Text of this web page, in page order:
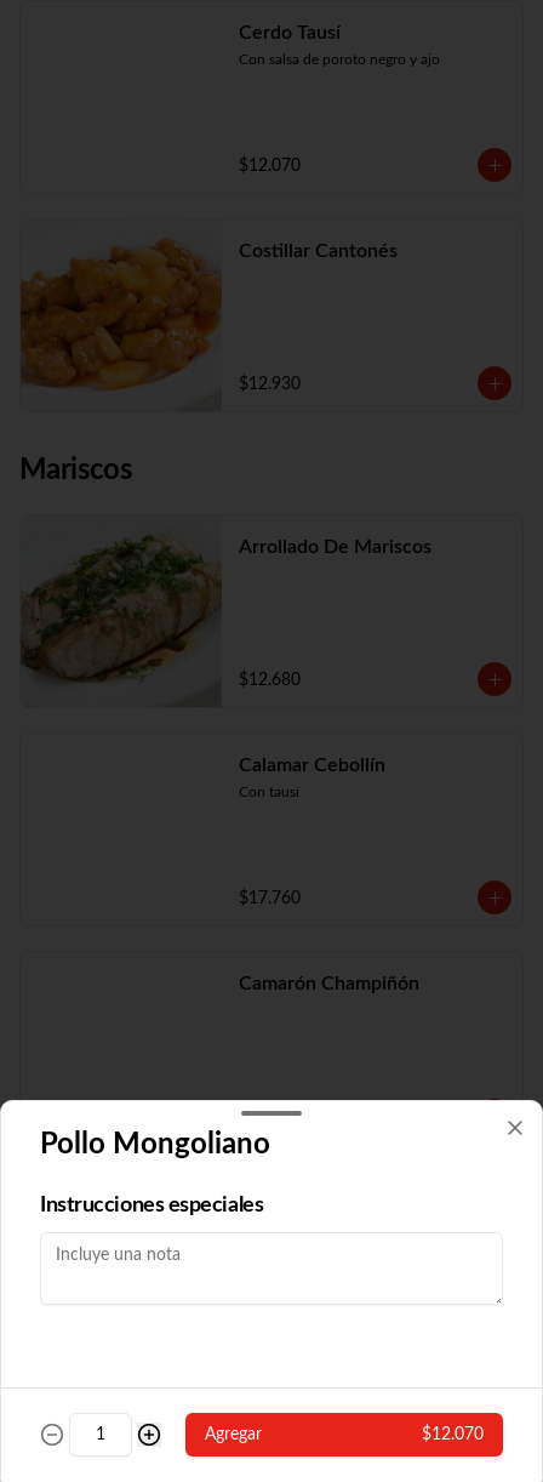
Cerdo Tausí
Con salsa de poroto negro y ajo
$12.070
Costillar Cantonés
$12.930
Mariscos
Arrollado De Mariscos
$12.680
Calamar Cebollín
Con tausí
$17.760
Camarón Champiñón
$19.210
Camarón Fuyón
Con algas y champiñón
Pollo Mongoliano
Instrucciones especiales
Agregar $12.070